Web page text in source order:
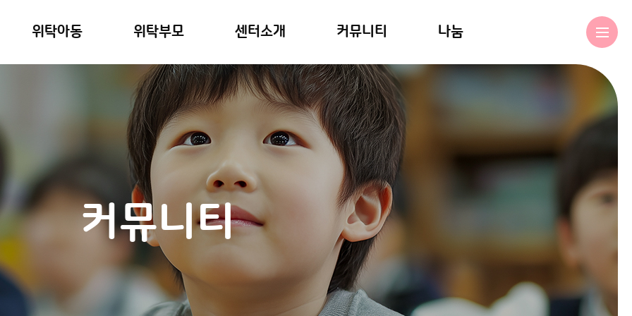
위탁아동 위탁부모 센터소개 커뮤니티 나눔
커뮤니티